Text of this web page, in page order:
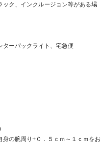
ク、インクルージョン等がある場
ターパックライト、宅急便
の腕周り+０．５ｃｍ～１ｃｍをお